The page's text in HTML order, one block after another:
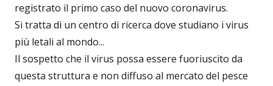
registrato il primo caso del nuovo coronavirus.
Si tratta di un centro di ricerca dove studiano i virus
più letali al mondo...
Il sospetto che il virus possa essere fuoriuscito da
questa struttura e non diffuso al mercato del pesce